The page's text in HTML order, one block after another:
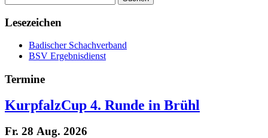
nach:
Lesezeichen
Badischer Schachverband
BSV Ergebnisdienst
Termine
KurpfalzCup 4. Runde in Brühl
Fr. 28 Aug. 2026